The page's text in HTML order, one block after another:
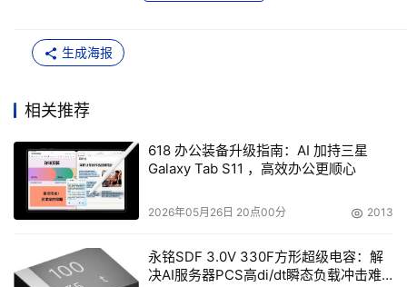
生成海报
相关推荐
618 办公装备升级指南：AI 加持三星
Galaxy Tab S11 ，高效办公更顺心
2026年05月26日 20点00分 2013
永铭SDF 3.0V 330F方形超级电容：解
决AI服务器PCS高di/dt瞬态负载冲击难